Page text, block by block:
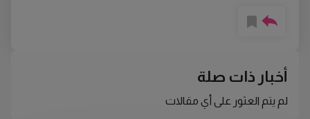
أخبار ذات صلة
لم يتم العثور على أي مقالات